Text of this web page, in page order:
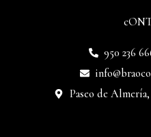
950 236
Paseo de